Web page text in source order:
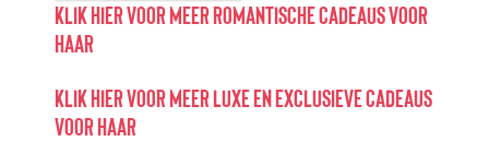
KLIK HIER VOOR MEER ROMANTISCHE CADEAUS VOOR
HAAR
KLIK HIER VOOR MEER LUXE EN EXCLUSIEVE CADEAUS
VOOR HAAR